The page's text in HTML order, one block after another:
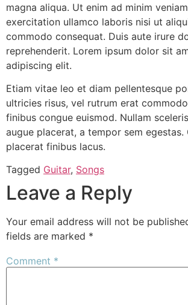
magna aliqua. Ut enim ad minim
exercitation ullamco laboris nisi ut
commodo consequat. Duis aute irure
reprehenderit. Lorem ipsum dolor sit
adipiscing elit.
Etiam vitae leo et diam pellentesque
ultricies risus, vel rutrum erat
finibus congue euismod. Nullam
augue placerat, a tempor sem egestas.
placerat finibus lacus.
Tagged Guitar, Songs
Leave a Reply
Your email address will not be
fields are marked *
Comment *